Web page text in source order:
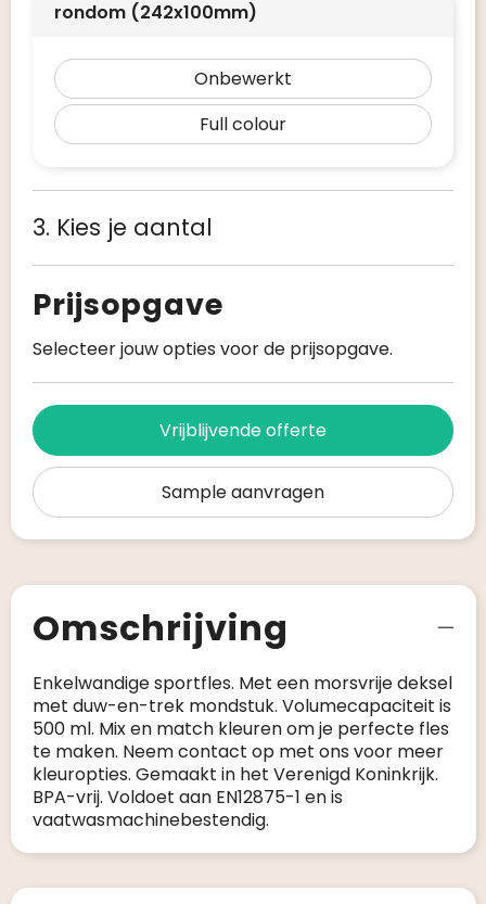
rondom (242x100mm)
Onbewerkt
Full colour
3. Kies je aantal
Prijsopgave
Selecteer jouw opties voor de prijsopgave.
Vrijblijvende offerte
Sample aanvragen
Omschrijving
Enkelwandige sportfles. Met een morsvrije deksel
met duw-en-trek mondstuk. Volumecapaciteit is
500 ml. Mix en match kleuren om je perfecte fles
te maken. Neem contact op met ons voor meer
kleuropties. Gemaakt in het Verenigd Koninkrijk.
BPA-vrij. Voldoet aan EN12875-1 en is
vaatwasmachinebestendig.